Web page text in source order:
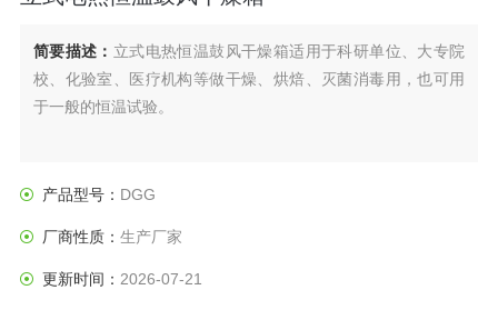
简要描述： 立式电热恒温鼓风干燥箱适用于科研单位、大专院
校、化验室、医疗机构等做干燥、烘焙、灭菌消毒用，也可用
于一般的恒温试验。
产品型号： DGG
厂商性质： 生产厂家
更新时间： 2026-07-21